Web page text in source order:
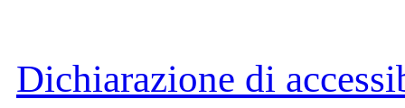
Dichiarazione di